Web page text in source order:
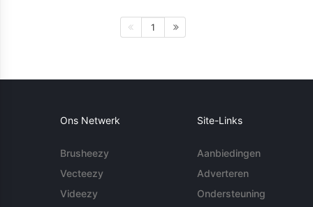
1
Ons Netwerk
Brusheezy
Vecteezy
Videezy
Site-Links
Aanbiedingen
Adverteren
Ondersteuning